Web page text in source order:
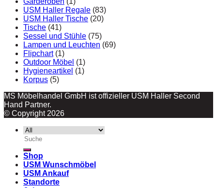
USM Haller Regale (83)
USM Haller Tische (20)
Tische (41)
Sessel und Stühle (75)
Lampen und Leuchten (69)
Flipchart (1)
Outdoor Möbel (1)
Hygieneartikel (1)
Korpus (5)
MS Möbelhandel GmbH ist offizieller USM Haller Second
Hand Partner.
© Copyright 2026
Suche
nach:
Shop
USM Wunschmöbel
USM Ankauf
Standorte